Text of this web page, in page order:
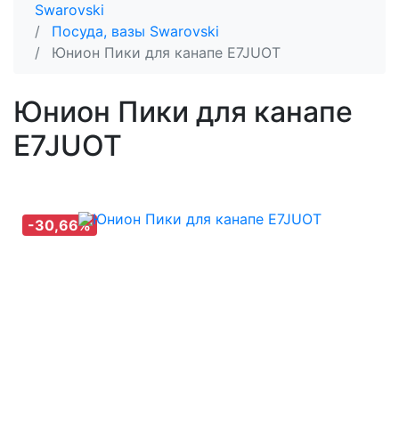
Swarovski
Посуда, вазы Swarovski
Юнион Пики для канапе E7JUOT
Юнион Пики для канапе
E7JUOT
-30,66%